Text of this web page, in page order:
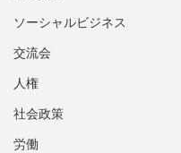
ソーシャルビジネス
交流会
人権
社会政策
労働